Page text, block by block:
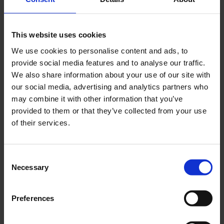
This website uses cookies
We use cookies to personalise content and ads, to
provide social media features and to analyse our traffic.
We also share information about your use of our site with
our social media, advertising and analytics partners who
may combine it with other information that you’ve
provided to them or that they’ve collected from your use
of their services.
Necessary
Preferences
Sotsats Yamaha Aerox
mfl 47mm
BW302201
95KR
Vattenpumpsimpeller
Derbi , Gilera
DS0827010
75KR